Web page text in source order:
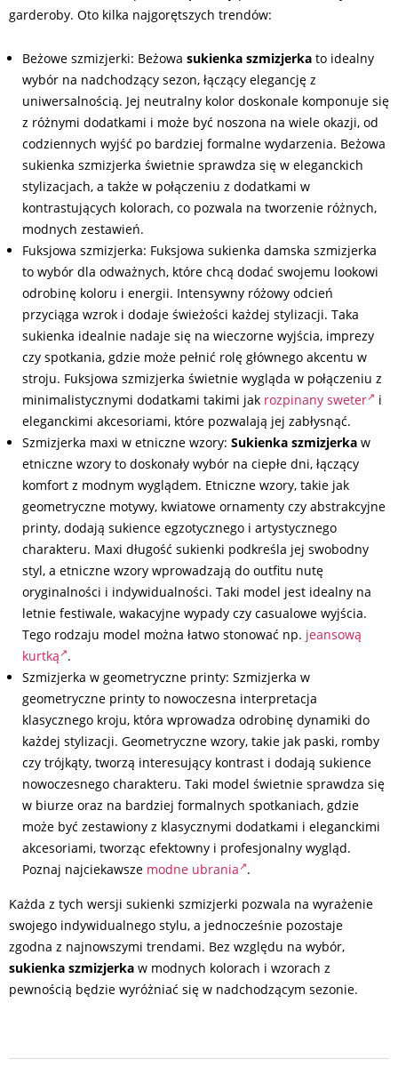
garderoby. Oto kilka najgorętszych trendów:
Beżowe szmizjerki: Beżowa sukienka szmizjerka to idealny
wybór na nadchodzący sezon, łączący elegancję z
uniwersalnością. Jej neutralny kolor doskonale komponuje się
z różnymi dodatkami i może być noszona na wiele okazji, od
codziennych wyjść po bardziej formalne wydarzenia. Beżowa
sukienka szmizjerka świetnie sprawdza się w eleganckich
stylizacjach, a także w połączeniu z dodatkami w
kontrastujących kolorach, co pozwala na tworzenie różnych,
modnych zestawień.
Fuksjowa szmizjerka: Fuksjowa sukienka damska szmizjerka
to wybór dla odważnych, które chcą dodać swojemu lookowi
odrobinę koloru i energii. Intensywny różowy odcień
przyciąga wzrok i dodaje świeżości każdej stylizacji. Taka
sukienka idealnie nadaje się na wieczorne wyjścia, imprezy
czy spotkania, gdzie może pełnić rolę głównego akcentu w
stroju. Fuksjowa szmizjerka świetnie wygląda w połączeniu z
minimalistycznymi dodatkami takimi jak rozpinany sweter
i
eleganckimi akcesoriami, które pozwalają jej zabłysnąć.
Szmizjerka maxi w etniczne wzory: Sukienka szmizjerka w
etniczne wzory to doskonały wybór na ciepłe dni, łączący
komfort z modnym wyglądem. Etniczne wzory, takie jak
geometryczne motywy, kwiatowe ornamenty czy abstrakcyjne
printy, dodają sukience egzotycznego i artystycznego
charakteru. Maxi długość sukienki podkreśla jej swobodny
styl, a etniczne wzory wprowadzają do outfitu nutę
oryginalności i indywidualności. Taki model jest idealny na
letnie festiwale, wakacyjne wypady czy casualowe wyjścia.
Tego rodzaju model można łatwo stonować np. jeansową
kurtką .
Szmizjerka w geometryczne printy: Szmizjerka w
geometryczne printy to nowoczesna interpretacja
klasycznego kroju, która wprowadza odrobinę dynamiki do
każdej stylizacji. Geometryczne wzory, takie jak paski, romby
czy trójkąty, tworzą interesujący kontrast i dodają sukience
nowoczesnego charakteru. Taki model świetnie sprawdza się
w biurze oraz na bardziej formalnych spotkaniach, gdzie
może być zestawiony z klasycznymi dodatkami i eleganckimi
akcesoriami, tworząc efektowny i profesjonalny wygląd.
Poznaj najciekawsze modne ubrania .
Każda z tych wersji sukienki szmizjerki pozwala na wyrażenie
swojego indywidualnego stylu, a jednocześnie pozostaje
zgodna z najnowszymi trendami. Bez względu na wybór,
sukienka szmizjerka w modnych kolorach i wzorach z
pewnością będzie wyróżniać się w nadchodzącym sezonie.